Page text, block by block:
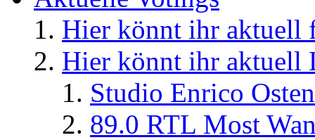
Hier könnt ihr aktuell
Hier könnt ihr aktuell
Studio Enrico
89.0 RTL Most